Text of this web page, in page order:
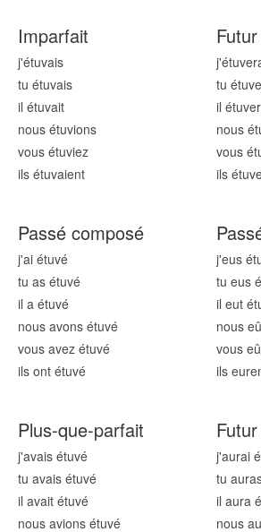
Imparfait
j'étuvais
tu étuvais
il étuvait
nous étuvions
vous étuviez
ils étuvaient
j'étuv
tu étuv
il étuv
nous
vous
ils étuv
Passé composé
j'ai étuvé
tu as étuvé
il a étuvé
nous avons étuvé
vous avez étuvé
ils ont étuvé
j'eus
tu eus
il eut
nous
vous
ils
Plus-que-parfait
j'avais étuvé
tu avais étuvé
il avait étuvé
nous avions étuvé
j'aurai
tu
il aura
nous